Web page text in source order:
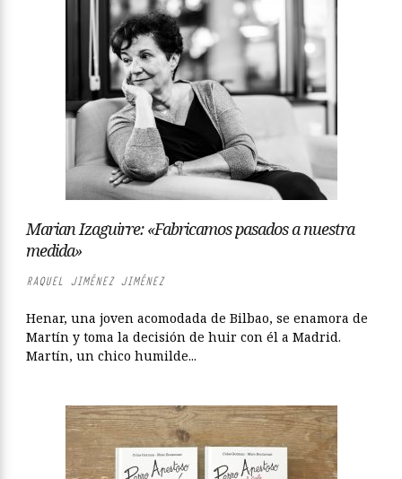
Marian Izaguirre: «Fabricamos pasados a nuestra
medida»
RAQUEL JIMÉNEZ JIMÉNEZ
Henar, una joven acomodada de Bilbao, se enamora de
Martín y toma la decisión de huir con él a Madrid.
Martín, un chico humilde...